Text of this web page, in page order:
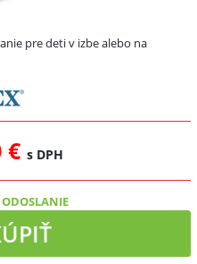
pre deti v izbe alebo na
€ s DPH